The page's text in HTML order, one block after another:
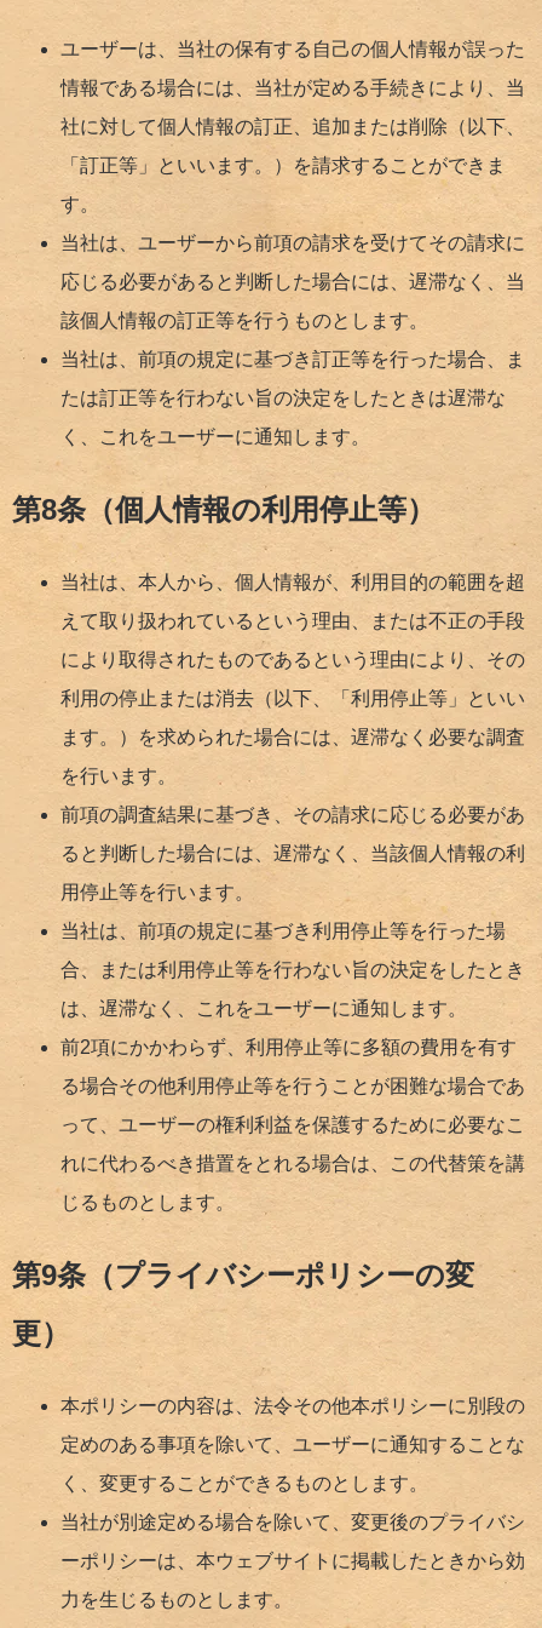
ユーザーは、当社の保有する自己の個人情報が誤った
情報である場合には、当社が定める手続きにより、当
社に対して個人情報の訂正、追加または削除（以下、
「訂正等」といいます。）を請求することができま
す。
当社は、ユーザーから前項の請求を受けてその請求に
応じる必要があると判断した場合には、遅滞なく、当
該個人情報の訂正等を行うものとします。
当社は、前項の規定に基づき訂正等を行った場合、ま
たは訂正等を行わない旨の決定をしたときは遅滞な
く、これをユーザーに通知します。
第8条（個人情報の利用停止等）
当社は、本人から、個人情報が、利用目的の範囲を超
えて取り扱われているという理由、または不正の手段
により取得されたものであるという理由により、その
利用の停止または消去（以下、「利用停止等」といい
ます。）を求められた場合には、遅滞なく必要な調査
を行います。
前項の調査結果に基づき、その請求に応じる必要があ
ると判断した場合には、遅滞なく、当該個人情報の利
用停止等を行います。
当社は、前項の規定に基づき利用停止等を行った場
合、または利用停止等を行わない旨の決定をしたとき
は、遅滞なく、これをユーザーに通知します。
前2項にかかわらず、利用停止等に多額の費用を有す
る場合その他利用停止等を行うことが困難な場合であ
って、ユーザーの権利利益を保護するために必要なこ
れに代わるべき措置をとれる場合は、この代替策を講
じるものとします。
第9条（プライバシーポリシーの変
更）
本ポリシーの内容は、法令その他本ポリシーに別段の
定めのある事項を除いて、ユーザーに通知することな
く、変更することができるものとします。
当社が別途定める場合を除いて、変更後のプライバシ
ーポリシーは、本ウェブサイトに掲載したときから効
力を生じるものとします。